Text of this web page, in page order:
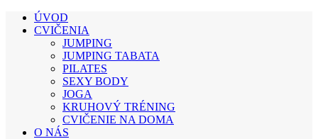
ÚVOD
CVIČENIA
JUMPING
JUMPING TABATA
PILATES
SEXY BODY
JOGA
KRUHOVÝ TRÉNING
CVIČENIE NA DOMA
O NÁS